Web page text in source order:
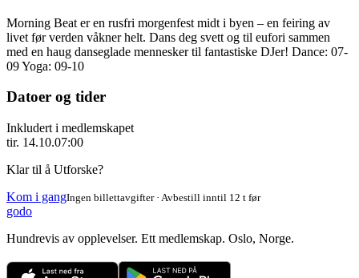
Morning Beat er en rusfri morgenfest midt i byen – en feiring av
livet før verden våkner helt. Dans deg svett og til eufori sammen
med en haug danseglade mennesker til fantastiske DJer! Dance: 07-
09 Yoga: 09-10
Datoer og tider
Inkludert i medlemskapet
tir. 14.10.07:00
Klar til å Utforske?
Kom i gangIngen billettavgifter · Avbestill inntil 12 t før
godo
Hundrevis av opplevelser. Ett medlemskap. Oslo, Norge.